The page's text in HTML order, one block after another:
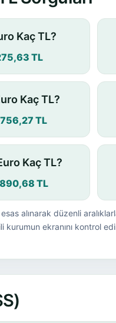
Kaç TL?
TL
Kaç TL?
TL
Kaç TL?
TL
alınarak düzenli
kurumun ekranını kontrol